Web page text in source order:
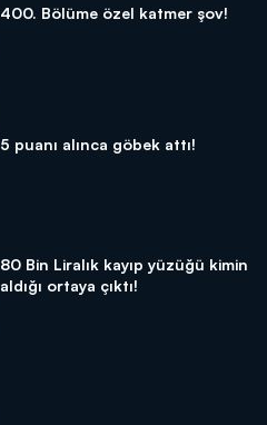
400. Bölüme özel katmer şov!
5 puanı alınca göbek attı!
80 Bin Liralık kayıp yüzüğü kimin
aldığı ortaya çıktı!